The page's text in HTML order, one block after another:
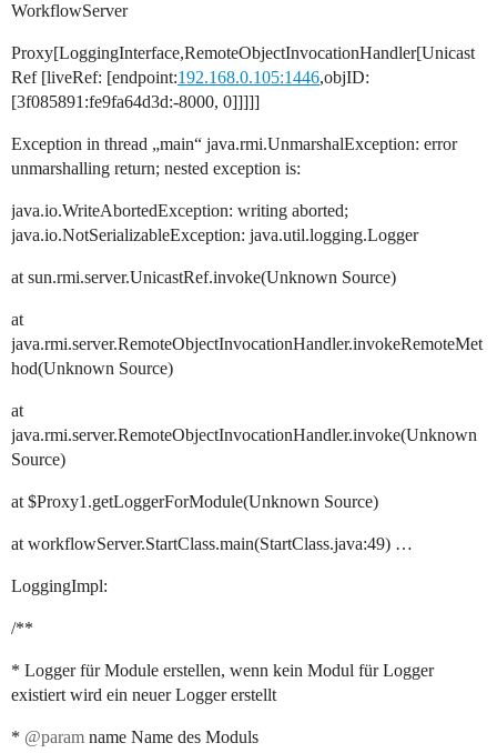
WorkflowServer
Proxy[LoggingInterface,RemoteObjectInvocationHandler[Unicast
Ref [liveRef: [endpoint:192.168.0.105:1446,objID:
[3f085891:fe9fa64d3d:-8000, 0]]]]]
Exception in thread „main“ java.rmi.UnmarshalException: error
unmarshalling return; nested exception is:
java.io.WriteAbortedException: writing aborted;
java.io.NotSerializableException: java.util.logging.Logger
at sun.rmi.server.UnicastRef.invoke(Unknown Source)
at
java.rmi.server.RemoteObjectInvocationHandler.invokeRemoteMet
hod(Unknown Source)
at
java.rmi.server.RemoteObjectInvocationHandler.invoke(Unknown
Source)
at $Proxy1.getLoggerForModule(Unknown Source)
at workflowServer.StartClass.main(StartClass.java:49) …
LoggingImpl:
/**
* Logger für Module erstellen, wenn kein Modul für Logger
existiert wird ein neuer Logger erstellt
* @param name Name des Moduls